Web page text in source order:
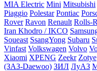
MIA Electric Mini Mitsubishi
Piaggio Polestar Pontiac
Rover Ravon Renault Rolls-
Iran Khodro / IKCO
Soueast SsangYong Subaru
Vinfast Volkswagen Volvo
Xiaomi XPENG Zeekr Zotye
(ЗАЗ-Daewoo) ЗИЛ ЛуАЗ